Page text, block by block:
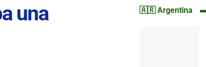
una
🇦🇷 Argentina